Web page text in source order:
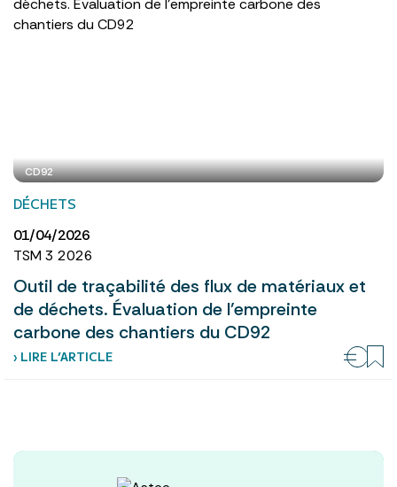
CD92
DÉCHETS
01/04/2026
TSM 3 2026
Outil de traçabilité des flux de matériaux et
de déchets. Évaluation de l’empreinte
carbone des chantiers du CD92
› LIRE L’ARTICLE